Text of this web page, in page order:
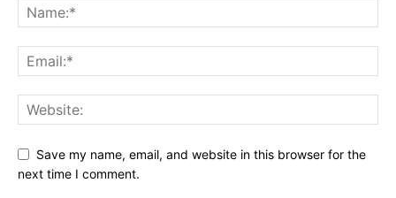
Save my name, email, and website in this browser for the
next time I comment.